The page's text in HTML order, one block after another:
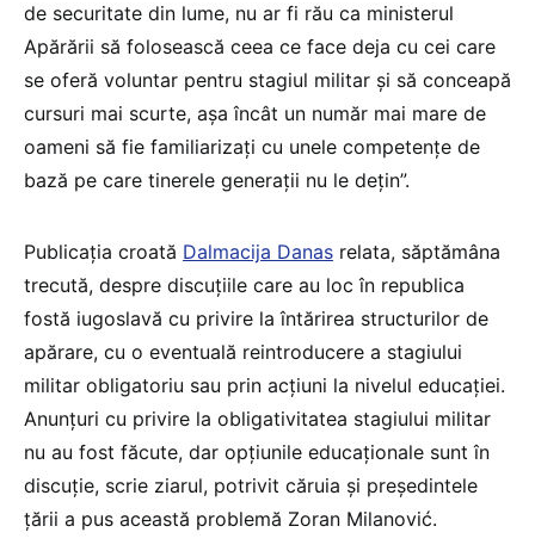
de securitate din lume, nu ar fi rău ca ministerul
Apărării să folosească ceea ce face deja cu cei care
se oferă voluntar pentru stagiul militar și să conceapă
cursuri mai scurte, așa încât un număr mai mare de
oameni să fie familiarizați cu unele competențe de
bază pe care tinerele generații nu le dețin”.
Publicația croată Dalmacija Danas relata, săptămâna
trecută, despre discuțiile care au loc în republica
fostă iugoslavă cu privire la întărirea structurilor de
apărare, cu o eventuală reintroducere a stagiului
militar obligatoriu sau prin acțiuni la nivelul educației.
Anunțuri cu privire la obligativitatea stagiului militar
nu au fost făcute, dar opțiunile educaționale sunt în
discuție, scrie ziarul, potrivit căruia și președintele
țării a pus această problemă Zoran Milanović.